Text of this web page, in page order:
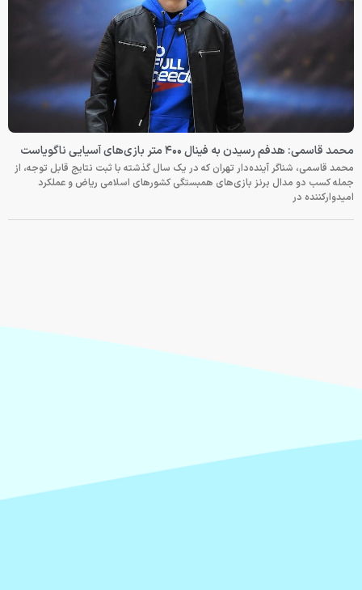
محمد قاسمی: هدفم رسیدن به فینال ۴۰۰ متر بازی‌های آسیایی ناگویاست
محمد قاسمی، شناگر آینده‌دار تهران که در یک سال گذشته با ثبت نتایج قابل توجه، از
جمله کسب دو مدال برنز بازی‌های همبستگی کشورهای اسلامی ریاض و عملکرد
امیدوارکننده در